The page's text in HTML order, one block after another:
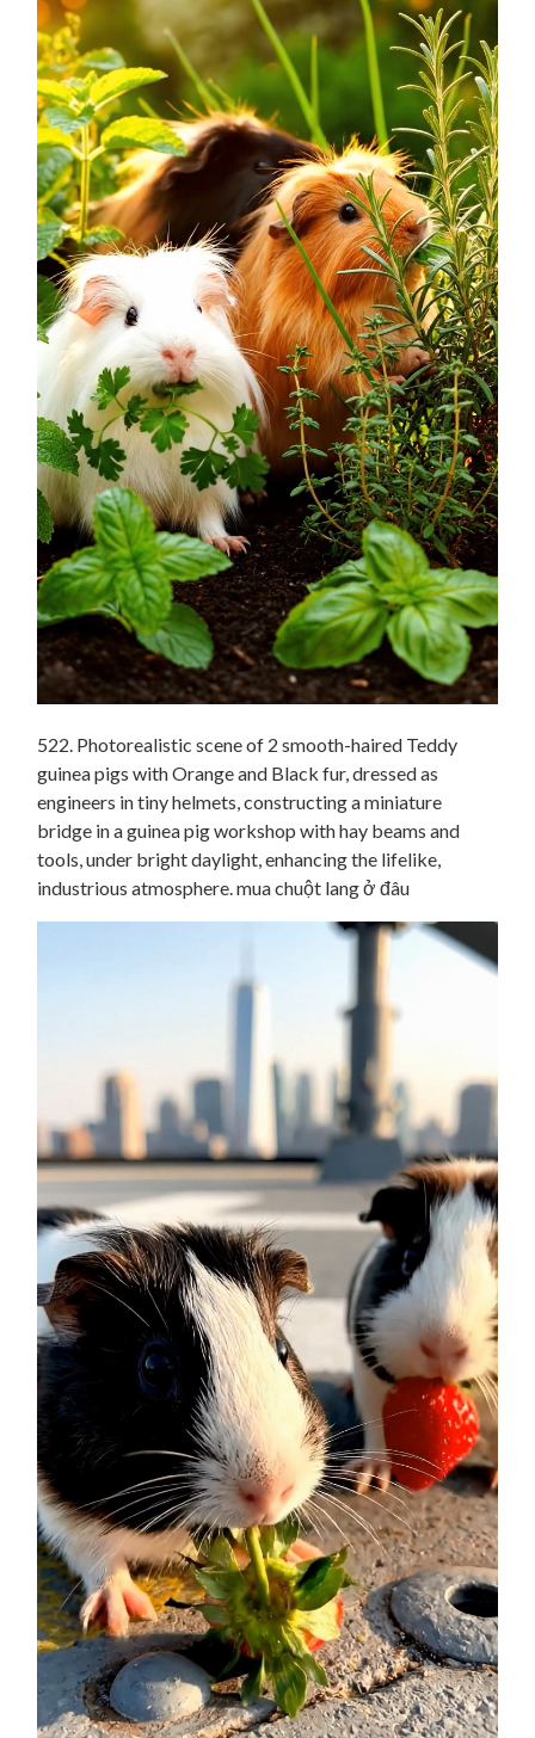
522. Photorealistic scene of 2 smooth-haired Teddy
guinea pigs with Orange and Black fur, dressed as
engineers in tiny helmets, constructing a miniature
bridge in a guinea pig workshop with hay beams and
tools, under bright daylight, enhancing the lifelike,
industrious atmosphere. mua chuột lang ở đâu